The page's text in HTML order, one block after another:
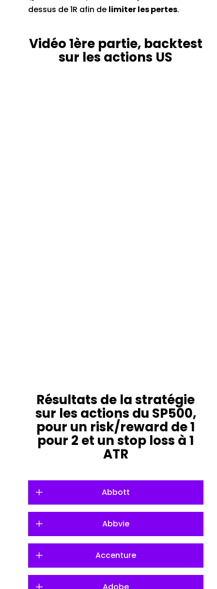
dessus de 1R afin de limiter les pertes.
Vidéo 1ère partie, backtest
sur les actions US
Résultats de la stratégie
sur les actions du SP500,
pour un risk/reward de 1
pour 2 et un stop loss à 1
ATR
Abbott
Abbvie
Accenture